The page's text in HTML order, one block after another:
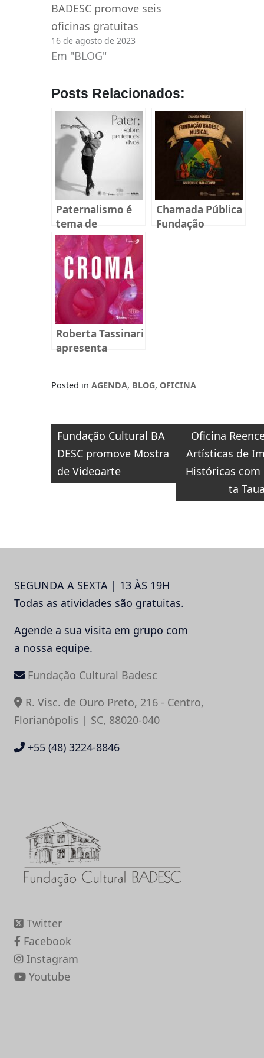
BADESC promove seis
oficinas gratuitas
16 de agosto de 2023
Em "BLOG"
Posts Relacionados:
Paternalismo é
tema de
exposição
coletiva inédita
em Florianópolis
Chamada Pública
Fundação
Roberta Tassinari
apresenta
Fundação
Posted in AGENDA, BLOG, OFICINA
Navegação
de
Post
Fundação Cultural BA
DESC promove Mostra
de Videoarte
Oficina
Artísticas de
Históricas com
ta
SEGUNDA A SEXTA | 13 ÀS 19H
Todas as atividades são gratuitas.
Agende a sua visita em grupo com
a nossa equipe.
Fundação Cultural Badesc
R. Visc. de Ouro Preto, 216 - Centro,
Florianópolis | SC, 88020-040
+55 (48) 3224-8846
Twitter
Facebook
Instagram
Youtube